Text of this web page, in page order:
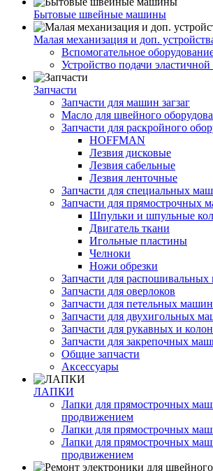
Бытовые швейные машины
Малая механизация и доп.
Вспомогательное
Устройство подачи
Запчасти
Запчасти для машин загзаг
Масло для швейного
Запчасти для раскройного
HOFFMAN
Лезвия дисковые
Лезвия сабельные
Лезвия ленточные
Запчасти для специальных
Запчасти для прямострочных
Шпульки и шпульные
Двигатель ткани
Игольные пластины
Челноки
Ножи обрезки
Запчасти для
Запчасти для оверлоков
Запчасти для петельных машин
Запчасти для двухигольных
Запчасти для рукавных и
Запчасти для закрепочных
Общие запчасти
Аксессуары
ЛАПКИ
Лапки для прямострочных
продвижением
Лапки для прямострочных
Лапки для прямострочных
продвижением